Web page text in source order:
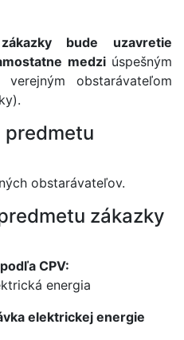
bude uzavretie
medziúspešným
obstarávateľom
predmetu
obstarávateľov.
zákazky
CPV:
energia
elektrickej energie